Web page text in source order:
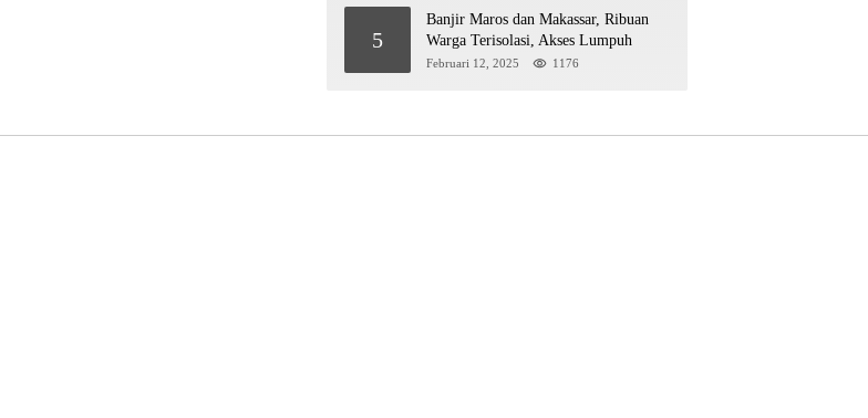
5
Banjir Maros dan Makassar, Ribuan
Warga Terisolasi, Akses Lumpuh
Februari 12, 2025 1176